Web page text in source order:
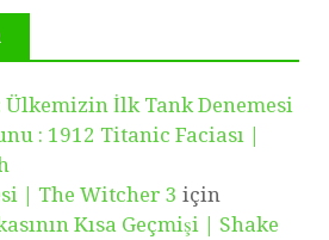
Ülkemizin İlk Tank Denemesi
: 1912 Titanic Faciası |
| The Witcher 3 için
Kısa Geçmişi | Shake